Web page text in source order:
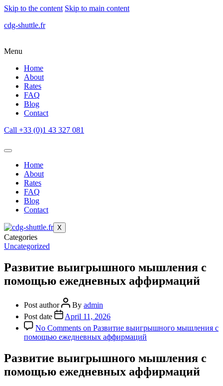
Skip to the content Skip to main content
cdg-shuttle.fr
Menu
Home
About
Rates
FAQ
Blog
Contact
Call +33 (0)1 43 327 081
Home
About
Rates
FAQ
Blog
Contact
X
Categories
Uncategorized
Развитие выигрышного мышления с
помощью ежедневных аффирмаций
Post author By admin
Post date
April 11, 2026
No Comments on Развитие выигрышного мышления с
помощью ежедневных аффирмаций
Развитие выигрышного мышления с
помощью ежедневных аффирмаций